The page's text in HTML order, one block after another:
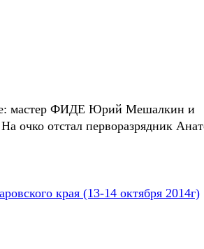
мастер ФИДЕ Юрий Мешалкин и
очко отстал перворазрядник
края (13-14 октября 2014г)